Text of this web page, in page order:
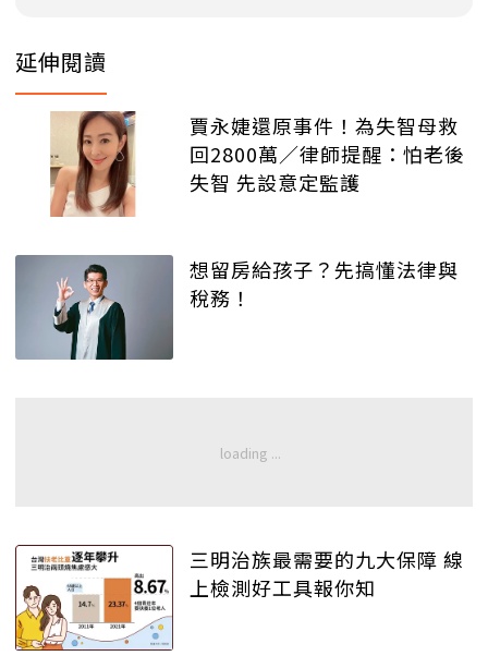
延伸閱讀
賈永婕還原事件！為失智母救
回2800萬／律師提醒：怕老後
失智 先設意定監護
想留房給孩子？先搞懂法律與
稅務！
三明治族最需要的九大保障 線
上檢測好工具報你知